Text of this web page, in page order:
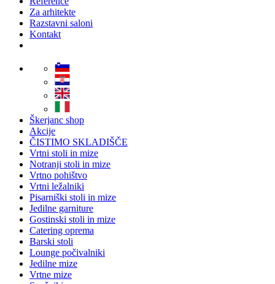
Za arhitekte
Razstavni saloni
Kontakt
Škerjanc shop
Akcije
ČISTIMO SKLADIŠČE
Vrtni stoli in mize
Notranji stoli in mize
Vrtno pohištvo
Vrtni ležalniki
Pisarniški stoli in mize
Jedilne garniture
Gostinski stoli in mize
Catering oprema
Barski stoli
Lounge počivalniki
Jedilne mize
Vrtne mize